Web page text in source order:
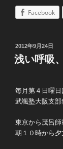
Facebook
投
稿
日:
2012年9月24日
浅い呼吸
毎月第４日曜日
武颯塾大阪支部
東京から茂呂師
朝１０時から夕